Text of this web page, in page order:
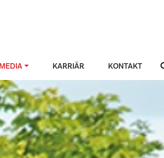
MEDIA KARRIÄR KONTAKT